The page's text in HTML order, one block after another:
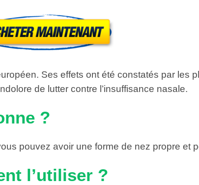
Ses effets ont été constatés par les
de lutter contre l’insuffisance nasale.
?
pouvez avoir une forme de nez propre et
l’utiliser ?